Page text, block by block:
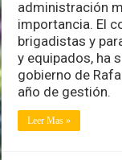
administración
importancia. El
brigadistas y
y equipados, ha
gobierno de
año de gestión.
Leer Mas »